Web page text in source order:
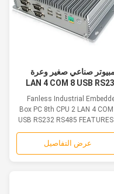
صناعي صغير وعرة
LAN 4 COM 8 USB
RS485 8th CPU
Fanless Industrial
Box PC 8th CPU 2 LAN 4
USB RS232 RS485
Intel
عرض التفاصيل